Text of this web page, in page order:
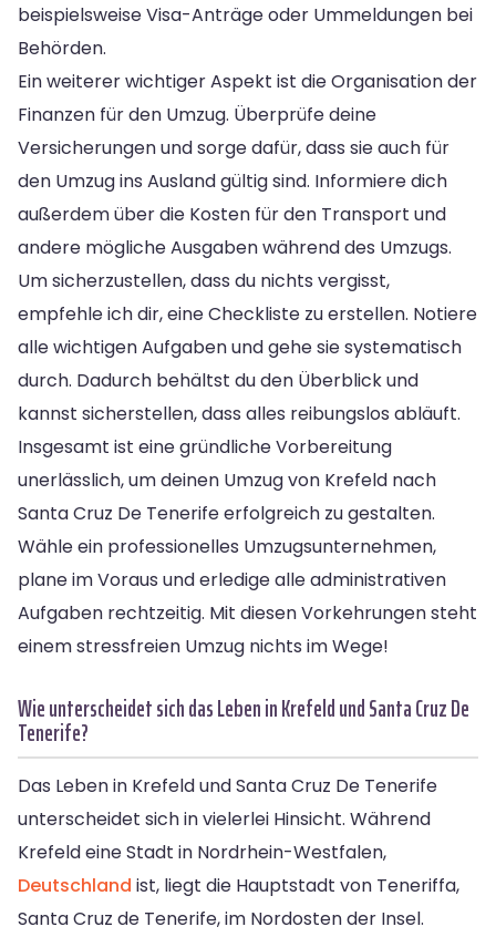
beispielsweise Visa-Anträge oder Ummeldungen bei
Behörden.
Ein weiterer wichtiger Aspekt ist die Organisation der
Finanzen für den Umzug. Überprüfe deine
Versicherungen und sorge dafür, dass sie auch für
den Umzug ins Ausland gültig sind. Informiere dich
außerdem über die Kosten für den Transport und
andere mögliche Ausgaben während des Umzugs.
Um sicherzustellen, dass du nichts vergisst,
empfehle ich dir, eine Checkliste zu erstellen. Notiere
alle wichtigen Aufgaben und gehe sie systematisch
durch. Dadurch behältst du den Überblick und
kannst sicherstellen, dass alles reibungslos abläuft.
Insgesamt ist eine gründliche Vorbereitung
unerlässlich, um deinen Umzug von Krefeld nach
Santa Cruz De Tenerife erfolgreich zu gestalten.
Wähle ein professionelles Umzugsunternehmen,
plane im Voraus und erledige alle administrativen
Aufgaben rechtzeitig. Mit diesen Vorkehrungen steht
einem stressfreien Umzug nichts im Wege!
Wie unterscheidet sich das Leben in Krefeld und Santa Cruz De
Tenerife?
Das Leben in Krefeld und Santa Cruz De Tenerife
unterscheidet sich in vielerlei Hinsicht. Während
Krefeld eine Stadt in Nordrhein-Westfalen,
Deutschland ist, liegt die Hauptstadt von Teneriffa,
Santa Cruz de Tenerife, im Nordosten der Insel.